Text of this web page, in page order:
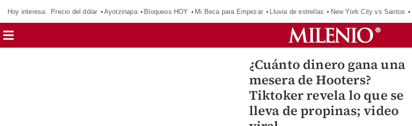
Hoy interesa: Precio del dólar Ayotzinapa Bloqueos HOY Mi Beca para Empezar Lluvia de estrellas New York City vs Santos
¿Cuánto dinero gana una
mesera de Hooters?
Tiktoker revela lo que se
lleva de propinas; video